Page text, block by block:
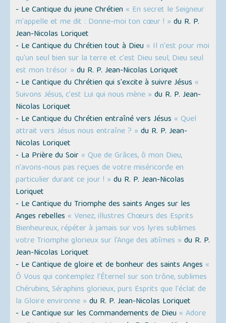
- Le Cantique du jeune Chrétien « En secret le Seigneur
m'appelle et me dit : Donne-moi ton cœur ! » du R. P.
Jean-Nicolas Loriquet
- Le Cantique du Chrétien tout à Dieu « Il n'est pour moi
qu'un seul bien sur la terre et c'est Dieu seul, Dieu seul
est mon trésor » du R. P. Jean-Nicolas Loriquet
- Le Cantique du Chrétien qui s'excite à suivre Jésus «
Suivons Jésus, c'est Lui qui nous mène » du R. P. Jean-
Nicolas Loriquet
- Le Cantique du Chrétien entraîné vers Jésus « Quel
attrait vers Jésus nous entraîne ? » du R. P. Jean-
Nicolas Loriquet
- La Prière du Soir « Que de Grâces, ô mon Dieu,
n'avons-nous pas reçues de votre miséricorde en
particulier durant ce jour ! » du R. P. Jean-Nicolas
Loriquet
- Le Cantique du Triomphe des saints Anges sur les
Anges rebelles « Venez, illustres Chœurs des Esprits
Bienheureux, répéter à jamais sur vos lyres sublimes
votre Triomphe glorieux sur l'Ange des abîmes » du R. P.
Jean-Nicolas Loriquet
- Le Cantique de gloire et de bonheur des saints Anges «
Ô Vous qui contemplez l'Éternel sur son trône, sublimes
Chérubins, Séraphins glorieux, purs Esprits que l'éclat de
la Gloire environne » du R. P. Jean-Nicolas Loriquet
- Le Cantique sur les Commandements de Dieu « Adore